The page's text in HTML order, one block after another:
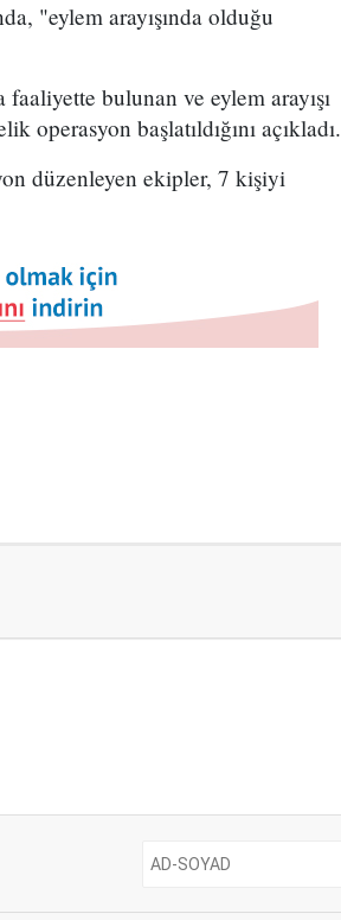
"eylem arayışında olduğu
bulunan ve eylem arayışı
başlatıldığını açıkladı.
düzenleyen ekipler, 7 kişiyi